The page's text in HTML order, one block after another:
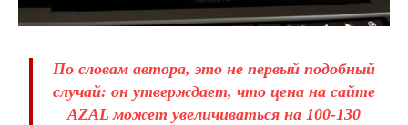
По словам автора, это не первый подобный
случай: он утверждает, что цена на сайте
AZAL может увеличиваться на 100-130